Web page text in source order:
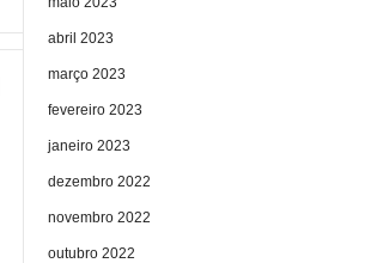
abril 2023
março 2023
fevereiro 2023
janeiro 2023
dezembro 2022
novembro 2022
outubro 2022